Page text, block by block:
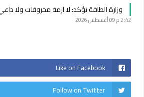
وزارة الطاقة تؤكد: لا ازمة محروقات ولا
2:42 م 09 أغسطس 2026
Like on Facebook
Follow on Twitter